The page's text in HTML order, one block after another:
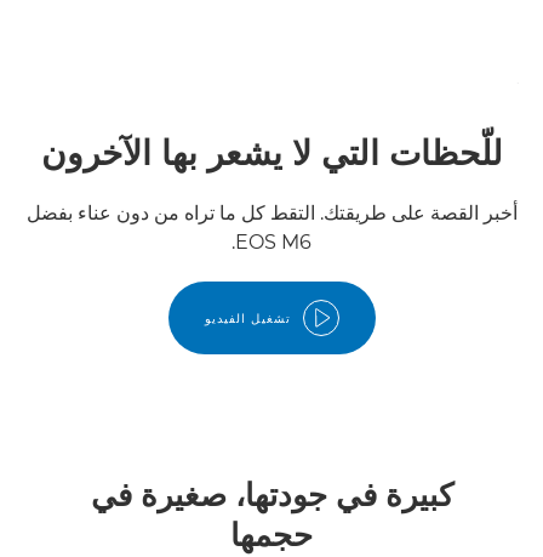
للّحظات التي لا يشعر بها الآخرون
أخبر القصة على طريقتك. التقط كل ما تراه من دون عناء بفضل
EOS M6.
تشغيل الفيديو
كبيرة في جودتها، صغيرة في
حجمها